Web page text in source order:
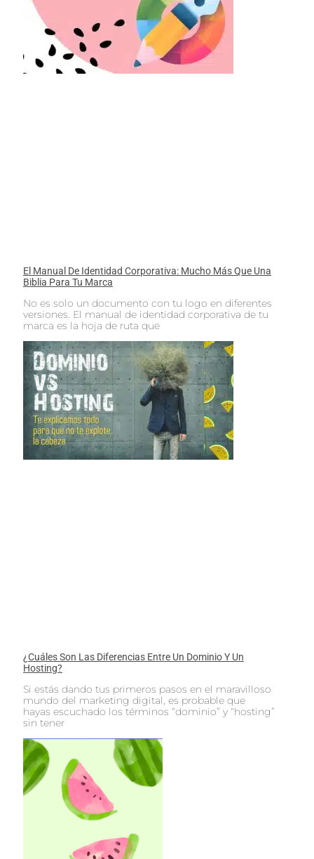
El Manual De Identidad Corporativa: Mucho Más Que Una
Biblia Para Tu Marca
No es solo un documento con tu logo en diferentes
versiones. El manual de identidad corporativa de tu
marca es la hoja de ruta que
¿Cuáles Son Las Diferencias Entre Un Dominio Y Un
Hosting?
Si estás dando tus primeros pasos en el maravilloso
mundo del marketing digital, es probable que
hayas escuchado los términos “dominio” y “hosting”
sin tener